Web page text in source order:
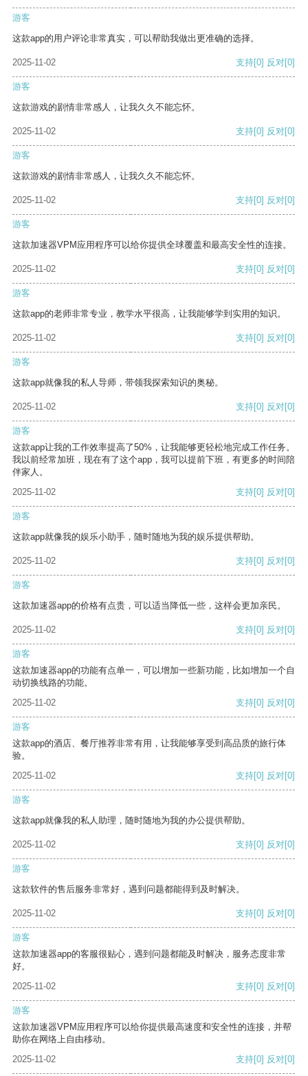
游客
这款app的用户评论非常真实，可以帮助我做出更准确的选择。
2025-11-02 支持[0] 反对[0]
游客
这款游戏的剧情非常感人，让我久久不能忘怀。
2025-11-02 支持[0] 反对[0]
游客
这款游戏的剧情非常感人，让我久久不能忘怀。
2025-11-02 支持[0] 反对[0]
游客
这款加速器VPM应用程序可以给你提供全球覆盖和最高安全性的连接。
2025-11-02 支持[0] 反对[0]
游客
这款app的老师非常专业，教学水平很高，让我能够学到实用的知识。
2025-11-02 支持[0] 反对[0]
游客
这款app就像我的私人导师，带领我探索知识的奥秘。
2025-11-02 支持[0] 反对[0]
游客
这款app让我的工作效率提高了50%，让我能够更轻松地完成工作任务。
我以前经常加班，现在有了这个app，我可以提前下班，有更多的时间陪
伴家人。
2025-11-02
支持[0] 反对[0]
游客
这款app就像我的娱乐小助手，随时随地为我的娱乐提供帮助。
2025-11-02 支持[0] 反对[0]
游客
这款加速器app的价格有点贵，可以适当降低一些，这样会更加亲民。
2025-11-02 支持[0] 反对[0]
游客
这款加速器app的功能有点单一，可以增加一些新功能，比如增加一个自
动切换线路的功能。
2025-11-02
支持[0] 反对[0]
游客
这款app的酒店、餐厅推荐非常有用，让我能够享受到高品质的旅行体
验。
2025-11-02
支持[0] 反对[0]
游客
这款app就像我的私人助理，随时随地为我的办公提供帮助。
2025-11-02 支持[0] 反对[0]
游客
这款软件的售后服务非常好，遇到问题都能得到及时解决。
2025-11-02 支持[0] 反对[0]
游客
这款加速器app的客服很贴心，遇到问题都能及时解决，服务态度非常
好。
2025-11-02
支持[0] 反对[0]
游客
这款加速器VPM应用程序可以给你提供最高速度和安全性的连接，并帮
助你在网络上自由移动。
2025-11-02
支持[0] 反对[0]